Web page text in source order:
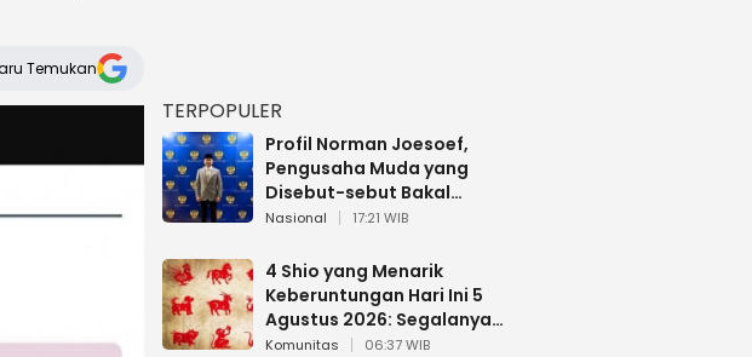
Temukan
TERPOPULER
Profil Norman Joesoef,
Pengusaha Muda yang
Disebut-sebut Bakal
Dilantik Jadi Wamenhan RI
Nasional 17:21 WIB
4 Shio yang Menarik
Keberuntungan Hari Ini 5
Agustus 2026: Segalanya
Berjalan Lancar
Komunitas 06:37 WIB